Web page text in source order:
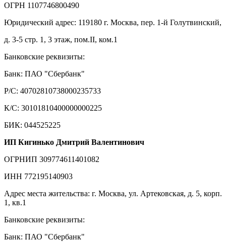
ОГРН 1107746800490
Юридический адрес: 119180 г. Москва, пер. 1-й Голутвинский,
д. 3-5 стр. 1, 3 этаж, пом.II, ком.1
Банковские реквизиты:
Банк: ПАО "Сбербанк"
Р/С: 40702810738000235733
К/С: 30101810400000000225
БИК: 044525225
ИП Кигинько Дмитрий Валентинович
ОГРНИП 309774611401082
ИНН 772195140903
Адрес места жительства: г. Москва, ул. Артековская, д. 5, корп.
1, кв.1
Банковские реквизиты:
Банк: ПАО "Сбербанк"